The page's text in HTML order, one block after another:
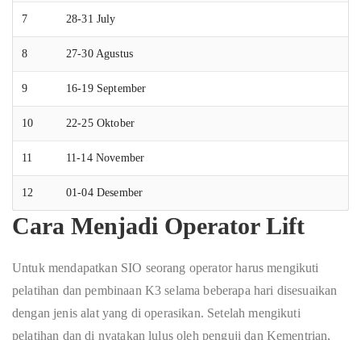
7 28-31 July
8 27-30 Agustus
9 16-19 September
10 22-25 Oktober
11 11-14 November
12 01-04 Desember
Cara Menjadi Operator Lift
Untuk mendapatkan SIO seorang operator harus mengikuti
pelatihan dan pembinaan K3 selama beberapa hari disesuaikan
dengan jenis alat yang di operasikan. Setelah mengikuti
pelatihan dan di nyatakan lulus oleh penguji dan Kementrian,